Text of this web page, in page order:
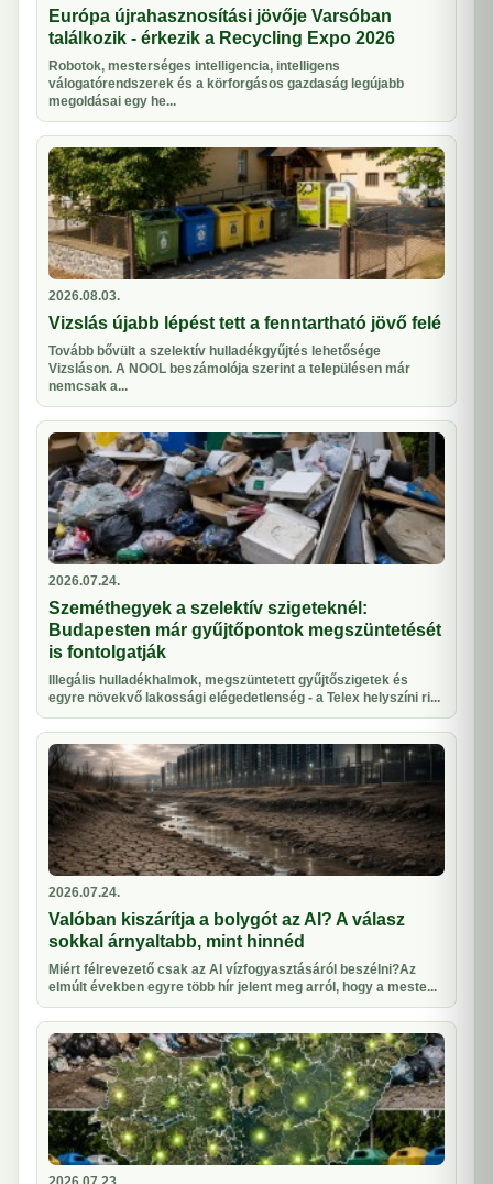
Európa újrahasznosítási jövője Varsóban
találkozik - érkezik a Recycling Expo 2026
Robotok, mesterséges intelligencia, intelligens
válogatórendszerek és a körforgásos gazdaság legújabb
megoldásai egy he...
2026.08.03.
Vizslás újabb lépést tett a fenntartható jövő felé
Tovább bővült a szelektív hulladékgyűjtés lehetősége
Vizsláson. A NOOL beszámolója szerint a településen már
nemcsak a...
2026.07.24.
Szeméthegyek a szelektív szigeteknél:
Budapesten már gyűjtőpontok megszüntetését
is fontolgatják
Illegális hulladékhalmok, megszüntetett gyűjtőszigetek és
egyre növekvő lakossági elégedetlenség - a Telex helyszíni ri...
2026.07.24.
Valóban kiszárítja a bolygót az AI? A válasz
sokkal árnyaltabb, mint hinnéd
Miért félrevezető csak az AI vízfogyasztásáról beszélni?Az
elmúlt években egyre több hír jelent meg arról, hogy a meste...